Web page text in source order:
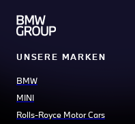
UNSERE MARKEN
BMW
MINI
Rolls-Royce Motor Cars